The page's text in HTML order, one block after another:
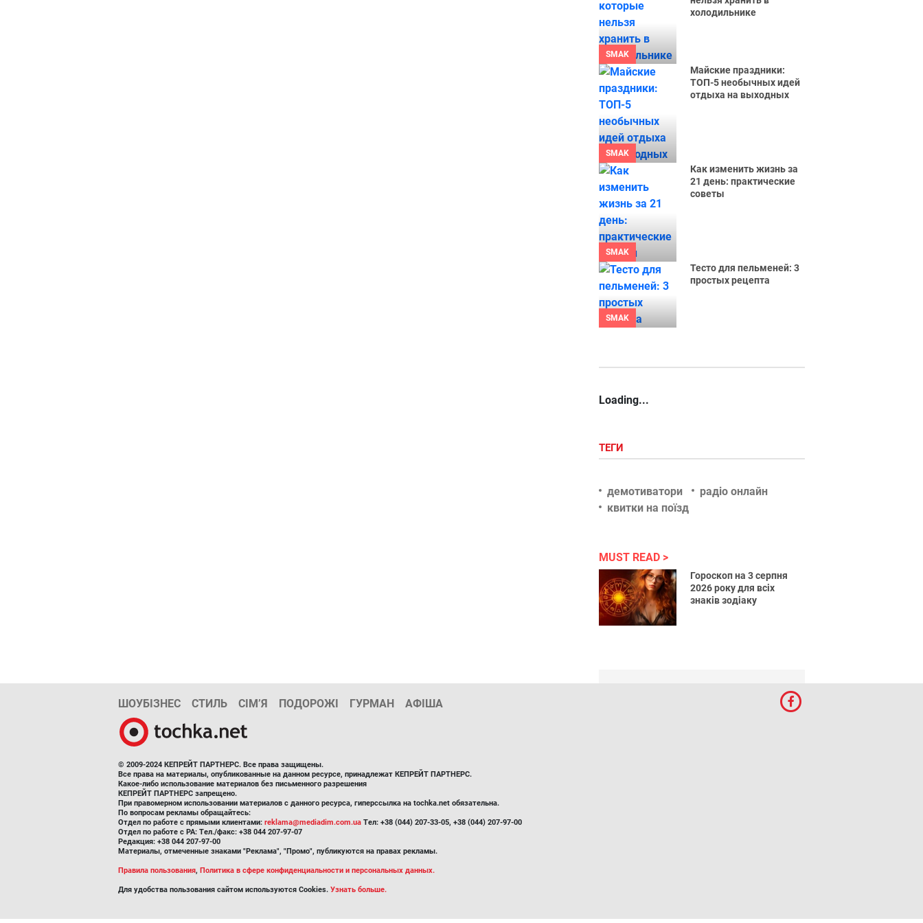
SMAK
холодильнике
SMAK
Майские праздники:
ТОП-5 необычных идей
отдыха на выходных
SMAK
Как изменить жизнь за
21 день: практические
советы
SMAK
Тесто для пельменей: 3
простых рецепта
Loading...
ТЕГИ
демотиватори
радіо онлайн
квитки на поїзд
MUST READ
Гороскоп на 3 серпня
2026 року для всіх
знаків зодіаку
ШОУБІЗНЕС СТИЛЬ СІМ’Я ПОДОРОЖІ ГУРМАН АФІША
© 2009-2024 КЕПРЕЙТ ПАРТНЕРС. Все права защищены.
Все права на материалы, опубликованные на данном ресурсе, принадлежат КЕПРЕЙТ ПАРТНЕРС.
Какое-либо использование материалов без письменного разрешения
КЕПРЕЙТ ПАРТНЕРС запрещено.
При правомерном использовании материалов с данного ресурса, гиперссылка на tochka.net обязательна.
По вопросам рекламы обращайтесь:
Отдел по работе с прямыми клиентами: reklama@mediadim.com.ua Тел: +38 (044) 207-33-05, +38 (044) 207-97-00
Отдел по работе с РА: Тел./факс: +38 044 207-97-07
Редакция: +38 044 207-97-00
Материалы, отмеченные знаками "Реклама", "Промо", публикуются на правах рекламы.
Правила пользования, Политика в сфере конфиденциальности и персональных данных.
Для удобства пользования сайтом используются Cookies. Узнать больше.